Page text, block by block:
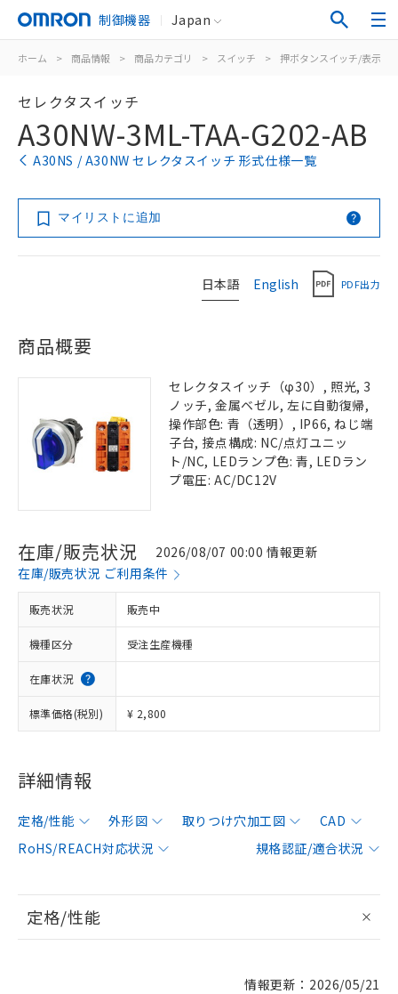
制御機器 Japan
ホーム > 商品情報 > 商品カテゴリ > スイッチ > 押ボタンスイッチ/表示灯
セレクタスイッチ
A30NW-3ML-TAA-G202-AB
A30NS / A30NW セレクタスイッチ 形式仕様一覧
マイリストに追加
日本語 English PDF出力
商品概要
セレクタスイッチ（φ30）, 照光, 3
ノッチ, 金属ベゼル, 左に自動復帰,
操作部色: 青（透明）, IP66, ねじ端
子台, 接点構成: NC/点灯ユニッ
ト/NC, LEDランプ色: 青, LEDラン
プ電圧: AC/DC12V
在庫/販売状況
2026/08/07 00:00 情報更新
在庫/販売状況 ご利用条件
販売状況 販売中
機種区分 受注生産機種
在庫状況
標準価格(税別) ¥ 2,800
詳細情報
定格/性能 外形図 取りつけ穴加工図
CAD
RoHS/REACH対応状況
規格認証/適合状況
定格/性能
情報更新：2026/05/21